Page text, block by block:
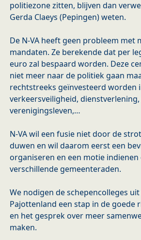
politiezone zitten, blijven dan
Gerda Claeys (Pepingen) weten.
De N-VA heeft geen probleem met
mandaten. Ze berekende dat per
euro zal bespaard worden. Deze
niet meer naar de politiek gaan
rechtstreeks geïnvesteerd worden
verkeersveiligheid, dienstverlening,
verenigingsleven,…
N-VA wil een fusie niet door de
duwen en wil daarom eerst een
organiseren en een motie indienen
verschillende gemeenteraden.
We nodigen de schepencolleges
Pajottenland een stap in de goede
en het gesprek over meer
maken.